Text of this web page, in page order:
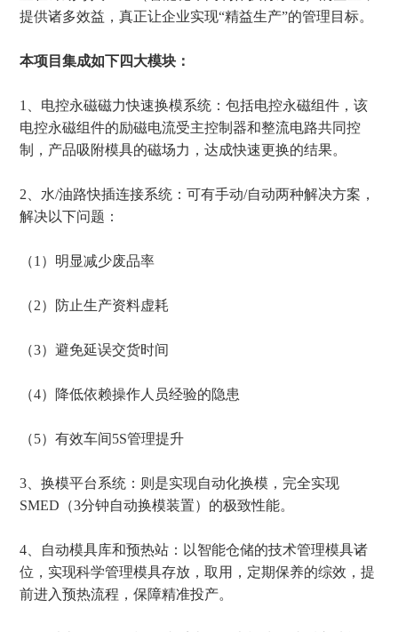
提供诸多效益，真正让企业实现“精益生产”的管理目标。
本项目集成如下四大模块：
1、电控永磁磁力快速换模系统：包括电控永磁组件，该
电控永磁组件的励磁电流受主控制器和整流电路共同控
制，产品吸附模具的磁场力，达成快速更换的结果。
2、水/油路快插连接系统：可有手动/自动两种解决方案，
解决以下问题：
（1）明显减少废品率
（2）防止生产资料虚耗
（3）避免延误交货时间
（4）降低依赖操作人员经验的隐患
（5）有效车间5S管理提升
3、换模平台系统：则是实现自动化换模，完全实现
SMED（3分钟自动换模装置）的极致性能。
4、自动模具库和预热站：以智能仓储的技术管理模具诸
位，实现科学管理模具存放，取用，定期保养的综效，提
前进入预热流程，保障精准投产。